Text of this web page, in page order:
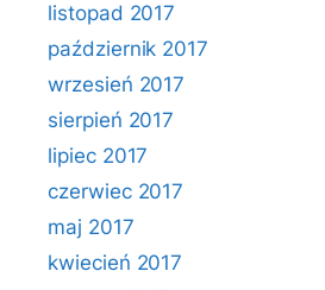
listopad 2017
październik 2017
wrzesień 2017
sierpień 2017
lipiec 2017
czerwiec 2017
maj 2017
kwiecień 2017